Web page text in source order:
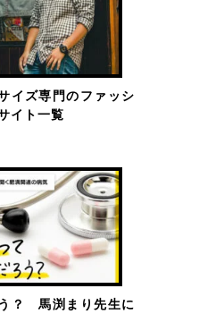
イズ専門のファッシ
イト一覧
？ 馬渕まり先生に